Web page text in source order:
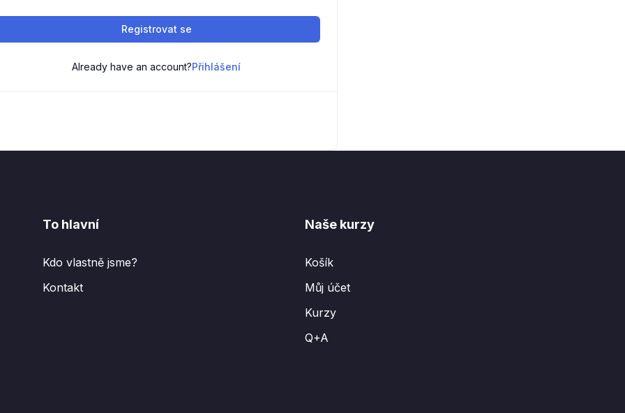
Registrovat se
Already have an account?Přihlášení
To hlavní
Kdo vlastně jsme?
Kontakt
Naše kurzy
Košík
Můj účet
Kurzy
Q+A